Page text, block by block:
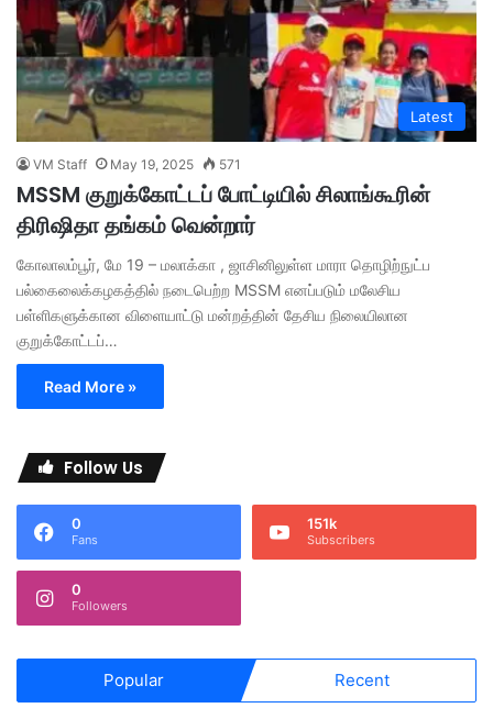
Latest
VM Staff May 19, 2025 571
MSSM குறுக்கோட்டப் போட்டியில் சிலாங்கூரின்
திரிஷிதா தங்கம் வென்றார்
கோலாலம்பூர், மே 19 – மலாக்கா , ஜாசினிலுள்ள மாரா தொழிற்நுட்ப
பல்கைலைக்கழகத்தில் நடைபெற்ற MSSM எனப்படும் மலேசிய
பள்ளிகளுக்கான விளையாட்டு மன்றத்தின் தேசிய நிலையிலான
குறுக்கோட்டப்…
Read More »
Follow Us
0
Fans
151k
Subscribers
0
Followers
Popular Recent